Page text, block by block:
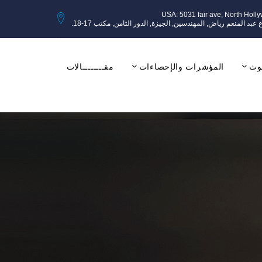
USA: 5031 fair ave, North
المؤشرات والإحصاءات مقــــــــالات